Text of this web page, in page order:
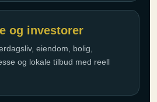
og investorer
eiendom, bolig,
og lokale tilbud med reell